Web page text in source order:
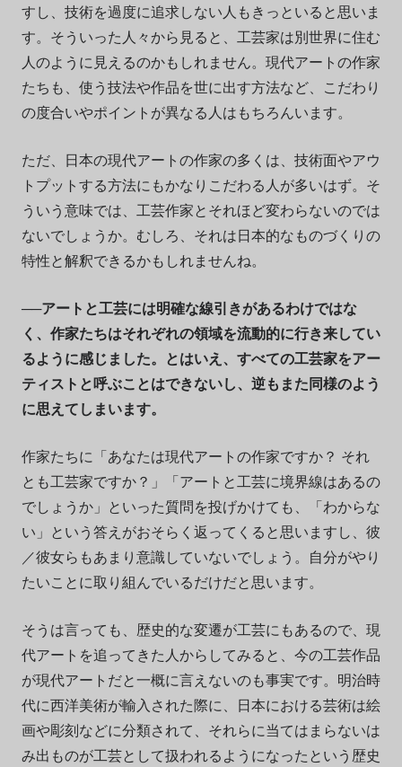
すし、技術を過度に追求しない人もきっといると思いま
す。そういった人々から見ると、工芸家は別世界に住む
人のように見えるのかもしれません。現代アートの作家
たちも、使う技法や作品を世に出す方法など、こだわり
の度合いやポイントが異なる人はもちろんいます。
ただ、日本の現代アートの作家の多くは、技術面やアウ
トプットする方法にもかなりこだわる人が多いはず。そ
ういう意味では、工芸作家とそれほど変わらないのでは
ないでしょうか。むしろ、それは日本的なものづくりの
特性と解釈できるかもしれませんね。
──アートと工芸には明確な線引きがあるわけではな
く、作家たちはそれぞれの領域を流動的に行き来してい
るように感じました。とはいえ、すべての工芸家をアー
ティストと呼ぶことはできないし、逆もまた同様のよう
に思えてしまいます。
作家たちに「あなたは現代アートの作家ですか？ それ
とも工芸家ですか？」「アートと工芸に境界線はあるの
でしょうか」といった質問を投げかけても、「わからな
い」という答えがおそらく返ってくると思いますし、彼
／彼女らもあまり意識していないでしょう。自分がやり
たいことに取り組んでいるだけだと思います。
そうは言っても、歴史的な変遷が工芸にもあるので、現
代アートを追ってきた人からしてみると、今の工芸作品
が現代アートだと一概に言えないのも事実です。明治時
代に西洋美術が輸入された際に、日本における芸術は絵
画や彫刻などに分類されて、それらに当てはまらないは
み出ものが工芸として扱われるようになったという歴史